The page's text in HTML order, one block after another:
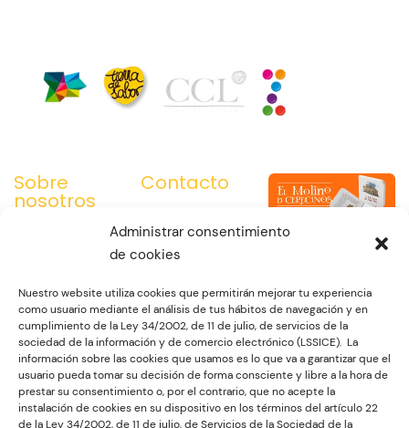
Administrar consentimiento
de cookies
Nuestro website utiliza cookies que permitirán mejorar tu experiencia
como usuario mediante el análisis de tus hábitos de navegación y en
cumplimiento de la Ley 34/2002, de 11 de julio, de servicios de la
sociedad de la información y de comercio electrónico (LSSICE). La
información sobre las cookies que usamos es lo que va a garantizar que el
usuario pueda tomar su decisión de forma consciente y libre a la hora de
prestar su consentimiento o, por el contrario, que no acepte la
instalación de cookies en su dispositivo en los términos del artículo 22
de la Ley 34/2002, de 11 de julio, de Servicios de la Sociedad de la
Sobre
nosotros
Harina Zamorana,
titular de la Marca
de Garantía Harina
Tradicional
Zamorana. Un
Reglamento de Uso
Contacto
Quesada, 2.
49012. Zamora
685 500 089
moc.anaromazlanoicidartanirah@ofni